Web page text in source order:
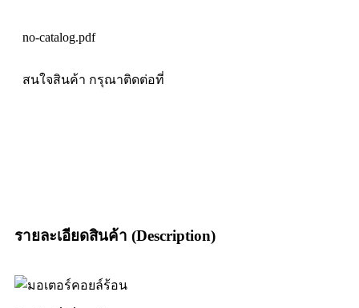
no-catalog.pdf
สนใจสินค้า กรุณาติดต่อที่
รายละเอียดสินค้า (Description)